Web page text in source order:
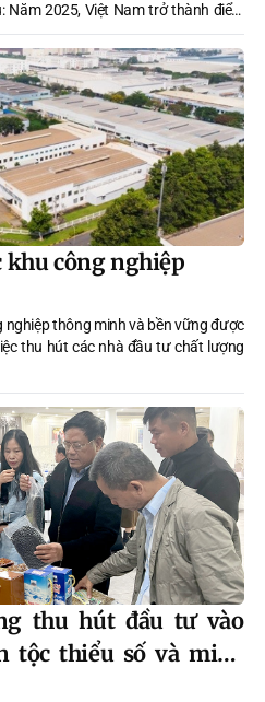
Năm 2025, Việt Nam trở thành điểm
du lịch cao trên thế giới; đến năm
kinh tế mũi nhọn, phát triển theo
điểm đến có năng lực phát triển
điều này, không thể thiếu những cơ
đầu tư vào du lịch Việt Nam.
khu công nghiệp
nghiệp thông minh và bền vững được
thu hút các nhà đầu tư chất lượng
thu hút đầu tư vào
tộc thiểu số và miền